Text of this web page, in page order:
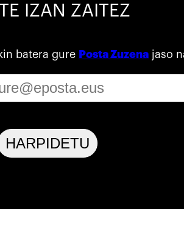
IZAN ZAITEZ
batera gure Posta Zuzena jaso
HARPIDETU